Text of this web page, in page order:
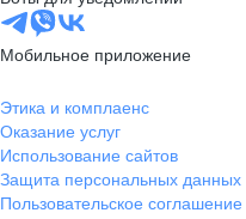
Мобильное приложение
Этика и комплаенс
Оказание услуг
Использование сайтов
Защита персональных данных
Пользовательское соглашение